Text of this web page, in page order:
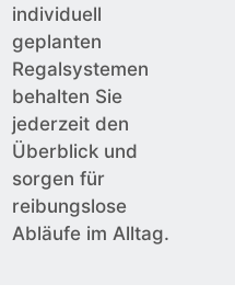
individuell
geplanten
Regalsystemen
behalten Sie
jederzeit den
Überblick und
sorgen für
reibungslose
Abläufe im Alltag.